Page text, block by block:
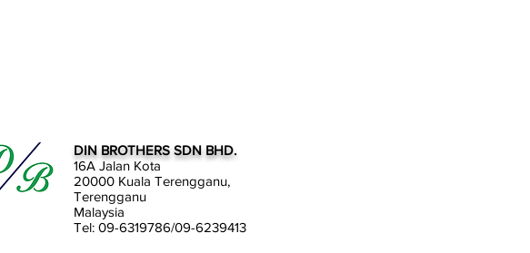
DIN BROTHERS SDN BHD.
16A Jalan Kota
20000 Kuala Terengganu,
Terengganu
Malaysia
Tel: 09-6319786/09-6239413